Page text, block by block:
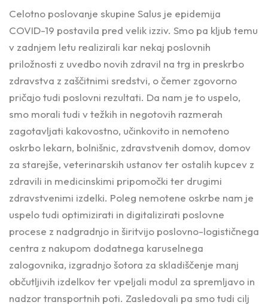
Celotno poslovanje skupine Salus je epidemija
COVID-19 postavila pred velik izziv. Smo pa kljub temu
v zadnjem letu realizirali kar nekaj poslovnih
priložnosti z uvedbo novih zdravil na trg in preskrbo
zdravstva z zaščitnimi sredstvi, o čemer zgovorno
pričajo tudi poslovni rezultati. Da nam je to uspelo,
smo morali tudi v težkih in negotovih razmerah
zagotavljati kakovostno, učinkovito in nemoteno
oskrbo lekarn, bolnišnic, zdravstvenih domov, domov
za starejše, veterinarskih ustanov ter ostalih kupcev z
zdravili in medicinskimi pripomočki ter drugimi
zdravstvenimi izdelki. Poleg nemotene oskrbe nam je
uspelo tudi optimizirati in digitalizirati poslovne
procese z nadgradnjo in širitvijo poslovno-logističnega
centra z nakupom dodatnega karuselnega
zalogovnika, izgradnjo šotora za skladiščenje manj
občutljivih izdelkov ter vpeljali modul za spremljavo in
nadzor transportnih poti. Zasledovali pa smo tudi cilj